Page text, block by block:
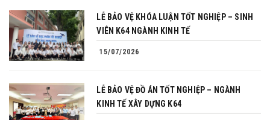
LỄ BẢO VỆ KHÓA LUẬN TỐT NGHIỆP – SINH
VIÊN K64 NGÀNH KINH TẾ
15/07/2026
LỄ BẢO VỆ ĐỒ ÁN TỐT NGHIỆP – NGÀNH
KINH TẾ XÂY DỰNG K64